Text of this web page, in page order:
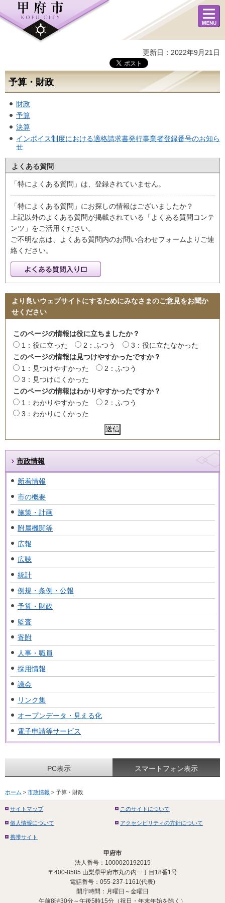
メニュ
ー
更新日：2022年9月21日
予算・財政
財政
予算
決算
インボイス制度における適格請求書発行事業者登録番号のお知ら
せ
よくある質問
「特によくある質問」は、登録されていません。
「特によくある質問」にお探しの情報はございましたか？
上記以外のよくある質問が掲載されている「よくある質問コンテ
ンツ」をご活用ください。
ご不明な点は、よくある質問内のお問い合わせフォームよりご連
絡ください。
より良いウェブサイトにするためにみなさまのご意見をお聞か
せください
このページの情報は役に立ちましたか？
1：役に立った
2：ふつう
3：役に立たなかった
このページの情報は見つけやすかったですか？
1：見つけやすかった
2：ふつう
3：見つけにくかった
このページの情報はわかりやすかったですか？
1：わかりやすかった
2：ふつう
3：わかりにくかった
市政情報
新着情報
市の概要
施策・計画
附属機関等
広報
広聴
統計
例規・条例・公報
予算・財政
監査
寄附
人事・職員
採用情報
議会
リンク集
オープンデータ・見える化
電子申請等サービス
PC表示 スマートフォン表示
ホーム > 市政情報 > 予算・財政
サイトマップ このサイトについて
個人情報について アクセシビリティの方針について
携帯サイト
甲府市
法人番号：1000020192015
〒400-8585 山梨県甲府市丸の内一丁目18番1号
電話番号：055-237-1161(代表)
開庁時間：月曜日～金曜日
午前8時30分～午後5時15分（祝日・年末年始を除く）